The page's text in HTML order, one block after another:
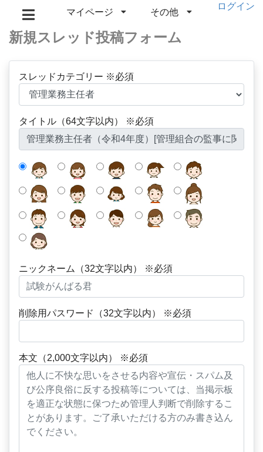
マイページ その他
ログイン
新規スレッド投稿フォーム
スレッドカテゴリー ※必須
タイトル（64文字以内） ※必須
ニックネーム（32文字以内） ※必須
削除用パスワード（32文字以内） ※必須
本文（2,000文字以内） ※必須